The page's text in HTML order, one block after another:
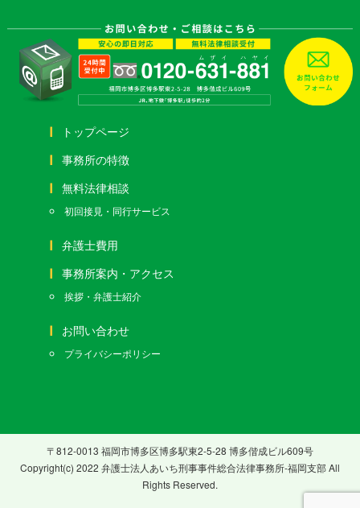
トップページ
事務所の特徴
無料法律相談
初回接見・同行サービス
弁護士費用
事務所案内・アクセス
挨拶・弁護士紹介
お問い合わせ
プライバシーポリシー
〒812-0013 福岡市博多区博多駅東2-5-28 博多偕成ビル609号
Copyright(c) 2022 弁護士法人あいち刑事事件総合法律事務所-福岡支部 All
Rights Reserved.